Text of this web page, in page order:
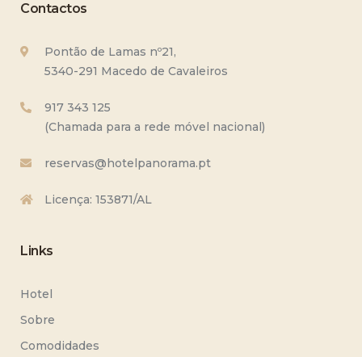
Contactos
Pontão de Lamas nº21,
5340-291 Macedo de Cavaleiros
917 343 125
(Chamada para a rede móvel nacional)
reservas@hotelpanorama.pt
Licença: 153871/AL
Links
Hotel
Sobre
Comodidades